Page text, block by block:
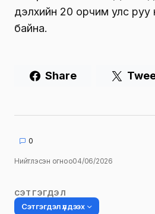
дэлхийн 20 орчим улс руу
байна.
Share
0
Нийтлэсэн огноо04/06/2026
СЭТГЭГДЭЛ
Сэтгэгдэл үлдээх